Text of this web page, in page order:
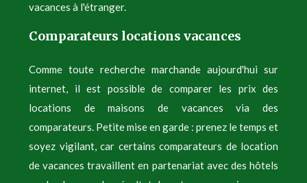
vacances à l'étranger.
Comparateurs locations vacances
Comme toute recherche marchande aujourd'hui sur
internet, il est possible de comparer les prix des
locations de maisons de vacances via des
comparateurs. Petite mise en garde : prenez le temps et
soyez vigilant, car certains comparateurs de location
de vacances travaillent en partenariat avec des hôtels